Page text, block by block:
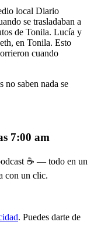
local Diario
se trasladaban a
de Tonila. Lucía y
en Tonila. Esto
cuando
no saben nada se
7:00 am
☕ — todo en un
con un clic.
. Puedes darte de